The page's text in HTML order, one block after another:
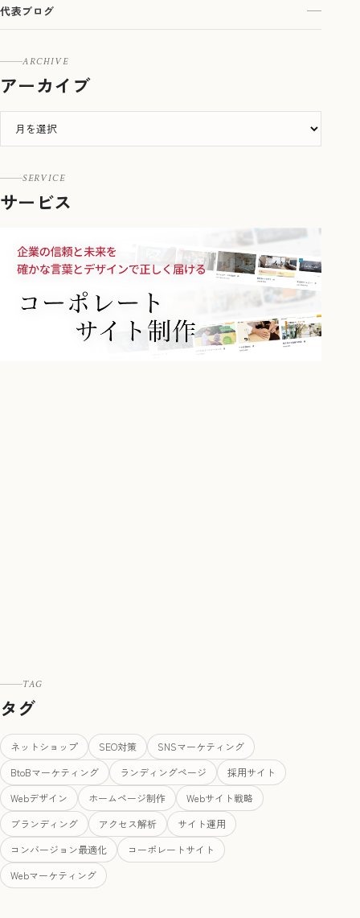
代表ブログ
ARCHIVE
アーカイブ
SERVICE
サービス
TAG
タグ
ネットショップ SEO対策
SNSマーケティング
BtoBマーケティング
ランディングページ
採用サイト
Webデザイン
ホームページ制作
Webサイト戦略
ブランディング
アクセス解析
サイト運用
コンバージョン最適化
コーポレートサイト
Webマーケティング